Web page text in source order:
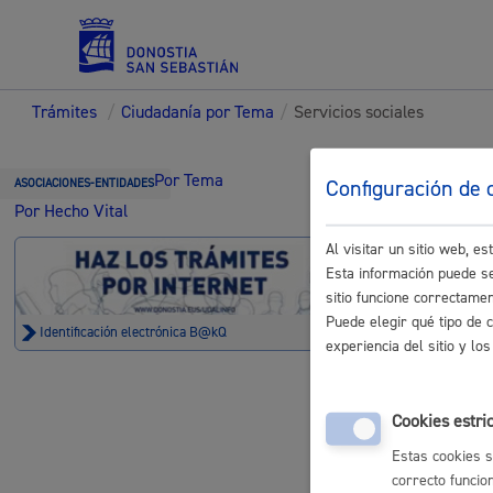
Servicios
Padrón y asuntos personales
Trámites / Ciudadanía por Tema / Servicios sociales
ASOCIACIONES-ENTIDADESPor Tema
Por Hecho Vital
Identificación electrónica B@kQ Servicios
Configuración de
Al visitar un sitio web,
Esta información puede
sitio funcione
Puede elegir qué tipo de
experiencia del sitio y
Cookies
Estas cookies
correcto